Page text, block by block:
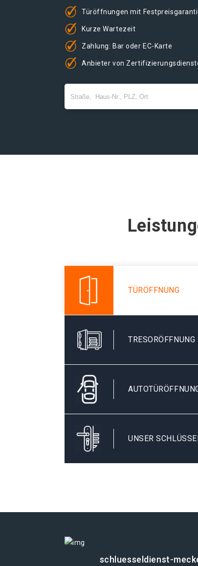
Türöffnungen mit
Kurze Wartezeit
Zahlung: Bar oder EC-Karte
Anbieter von
TÜRÖFFNUNG
UNSER
schluesseldienst-